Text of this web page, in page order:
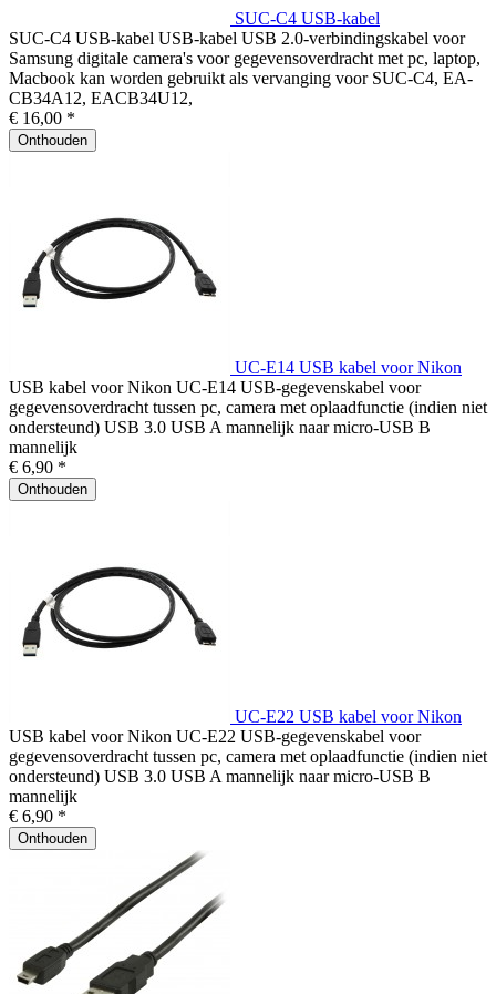
SUC-C4 USB-kabel
SUC-C4 USB-kabel USB-kabel USB 2.0-verbindingskabel voor
Samsung digitale camera's voor gegevensoverdracht met pc, laptop,
Macbook kan worden gebruikt als vervanging voor SUC-C4, EA-
CB34A12, EACB34U12,
€ 16,00 *
Onthouden
UC-E14 USB kabel voor Nikon
USB kabel voor Nikon UC-E14 USB-gegevenskabel voor
gegevensoverdracht tussen pc, camera met oplaadfunctie (indien niet
ondersteund) USB 3.0 USB A mannelijk naar micro-USB B
mannelijk
€ 6,90 *
Onthouden
UC-E22 USB kabel voor Nikon
USB kabel voor Nikon UC-E22 USB-gegevenskabel voor
gegevensoverdracht tussen pc, camera met oplaadfunctie (indien niet
ondersteund) USB 3.0 USB A mannelijk naar micro-USB B
mannelijk
€ 6,90 *
Onthouden